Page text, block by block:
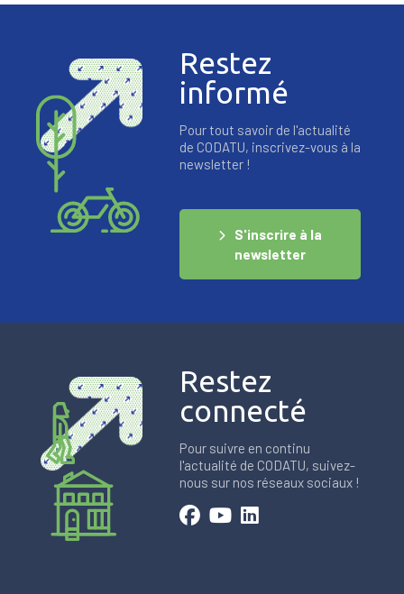
Restez
informé
Pour tout savoir de l'actualité
de CODATU, inscrivez-vous à la
newsletter !
S'inscrire à la
newsletter
Restez
connecté
Pour suivre en continu
l'actualité de CODATU, suivez-
nous sur nos réseaux sociaux !